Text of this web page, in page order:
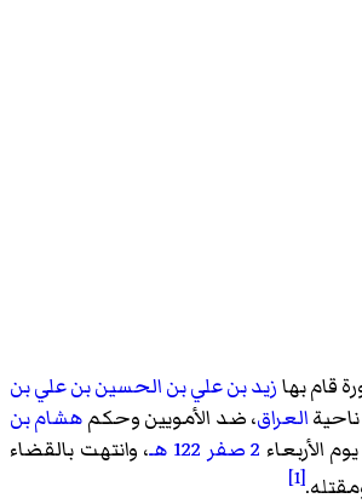
قام بهازيد بن علي بن الحسين بن علي بن
ناحيةالعراق، ضد الأمويين وحكمهشام بن
الأربعاء 2 صفر 122 هـ
، وانتهت بالقضاء
[1]